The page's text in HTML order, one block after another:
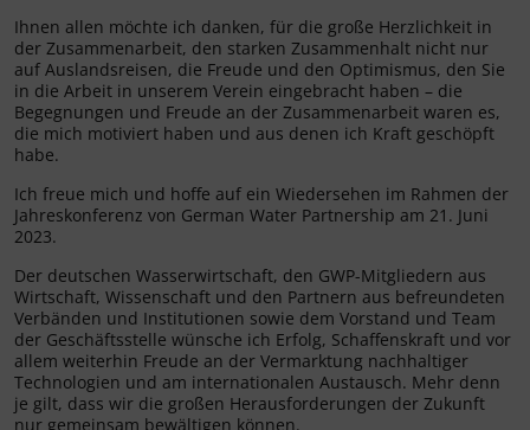
Ihnen allen möchte ich danken, für die große Herzlichkeit in
der Zusammenarbeit, den starken Zusammenhalt nicht nur
auf Auslandsreisen, die Freude und den Optimismus, den Sie
in die Arbeit in unserem Verein eingebracht haben – die
Begegnungen und Freude an der Zusammenarbeit waren es,
die mich motiviert haben und aus denen ich Kraft geschöpft
habe.
Ich freue mich und hoffe auf ein Wiedersehen im Rahmen der
Jahreskonferenz von German Water Partnership am 21. Juni
2023.
Der deutschen Wasserwirtschaft, den GWP-Mitgliedern aus
Wirtschaft, Wissenschaft und den Partnern aus befreundeten
Verbänden und Institutionen sowie dem Vorstand und Team
der Geschäftsstelle wünsche ich Erfolg, Schaffenskraft und vor
allem weiterhin Freude an der Vermarktung nachhaltiger
Technologien und am internationalen Austausch. Mehr denn
je gilt, dass wir die großen Herausforderungen der Zukunft
nur gemeinsam bewältigen können.